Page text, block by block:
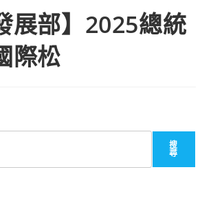
展部】2025總統
際松
搜
尋